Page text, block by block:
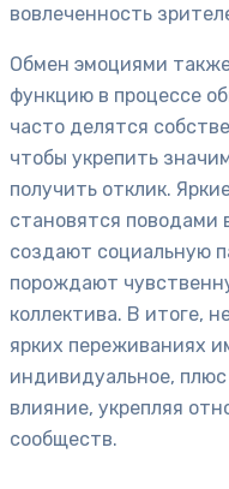
вовлеченность
Обмен эмоциями
функцию в процессе
часто делятся
чтобы укрепить
получить отклик.
становятся поводами
создают социальную
порождают
коллектива. В итоге,
ярких переживаниях
индивидуальное,
влияние, укрепляя
сообществ.